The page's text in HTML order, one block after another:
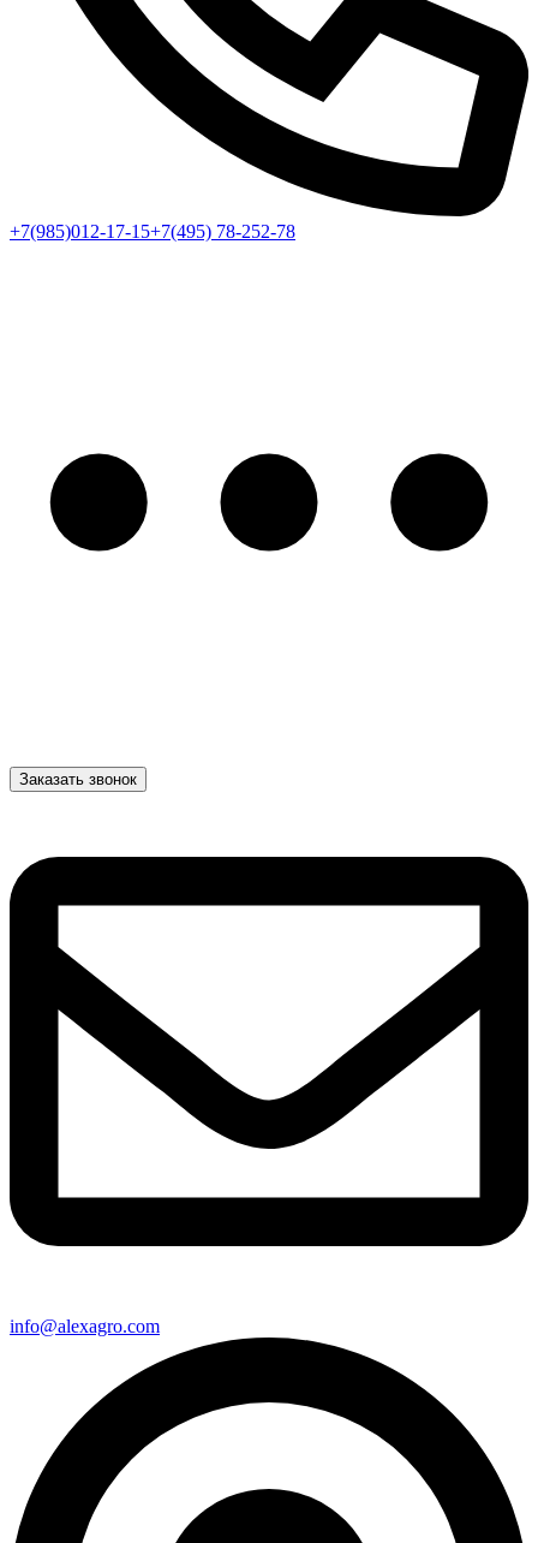
+7(985)012-17-15+7(495) 78-252-78
Заказать звонок
info@alexagro.com